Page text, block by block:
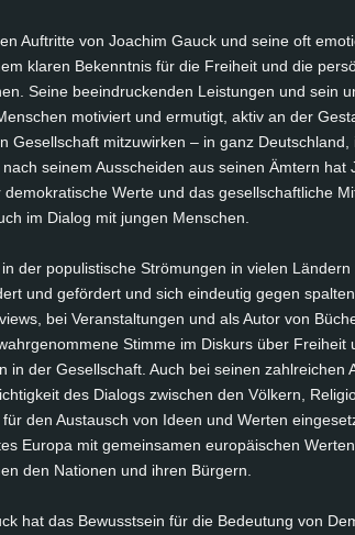
Auf­trit­te von Joa­chim Gauck und sei­ne oft
kla­ren Be­kennt­nis für die Frei­heit und die
Sei­ne be­ein­dru­cken­den Leis­tun­gen und sein
mo­ti­viert und er­mu­tigt, ak­tiv an der
Ge­sell­schaft mit­zu­wir­ken – in ganz
nach sei­nem Aus­schei­den aus sei­nen Äm­tern
de­mo­kra­ti­sche Wer­te und das ge­sell­schaft­li­che
im Dia­log mit jun­gen Men­schen.
der po­pu­lis­ti­sche Strö­mun­gen in vie­len
und ge­för­dert und sich ein­deu­tig ge­gen
bei Ver­an­stal­tun­gen und als Au­tor von
Stim­me im Dis­kurs über Frei­heit
in der Ge­sell­schaft. Auch bei sei­nen zahl­rei­chen
des Dia­logs zwi­schen den Völ­kern,
den Aus­tausch von Ide­en und Wer­ten
Eu­ro­pa mit ge­mein­sa­men eu­ro­päi­schen
den Na­tio­nen und ih­ren Bür­gern.
hat das Be­wusst­sein für die Be­deu­tung von